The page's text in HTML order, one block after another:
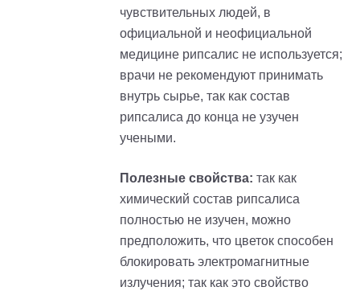
чувствительных людей, в
официальной и неофициальной
медицине рипсалис не используется;
врачи не рекомендуют принимать
внутрь сырье, так как состав
рипсалиса до конца не узучен
учеными.
Полезные свойства: так как
химический состав рипсалиса
полностью не изучен, можно
предположить, что цветок способен
блокировать электромагнитные
излучения; так как это свойство